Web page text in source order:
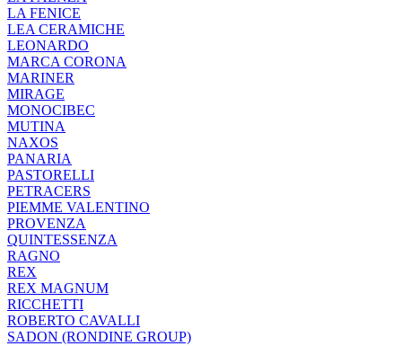
LA FENICE
LEA CERAMICHE
LEONARDO
MARCA CORONA
MARINER
MIRAGE
MONOCIBEC
MUTINA
NAXOS
PANARIA
PASTORELLI
PETRACERS
PIEMME VALENTINO
PROVENZA
QUINTESSENZA
RAGNO
REX
REX MAGNUM
RICCHETTI
ROBERTO CAVALLI
SADON (RONDINE GROUP)